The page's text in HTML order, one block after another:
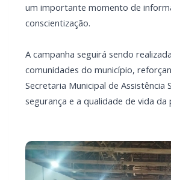
A iniciativa tem como objetivo
população idosa sobre os golpes
atualmente, repassando
participantes saibam identificar
prejuízos financeiros e emocionais.
Durante os encontros, foram
transferências bancárias, pedidos
familiares e outros tipos de
frequência a população.